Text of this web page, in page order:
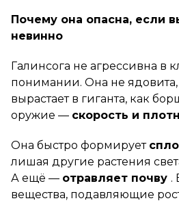
Почему она опасна, если
невинно
Галинсога не агрессивна в
понимании. Она не
вырастает в гиганта, как
оружие — скорость и
Она быстро формирует
лишая другие растения
А ещё — отравляет почву .
вещества, подавляющие